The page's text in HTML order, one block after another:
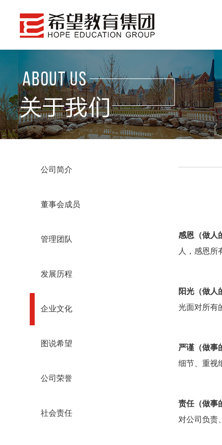
公司简介
董事会成员
管理团队
发展历程
企业文化
图说希望
公司荣誉
社会责任
感恩（做人
人，感恩所
阳光（做人
光面对所有
严谨（做事
细节、重视
责任（做事
对公司负责